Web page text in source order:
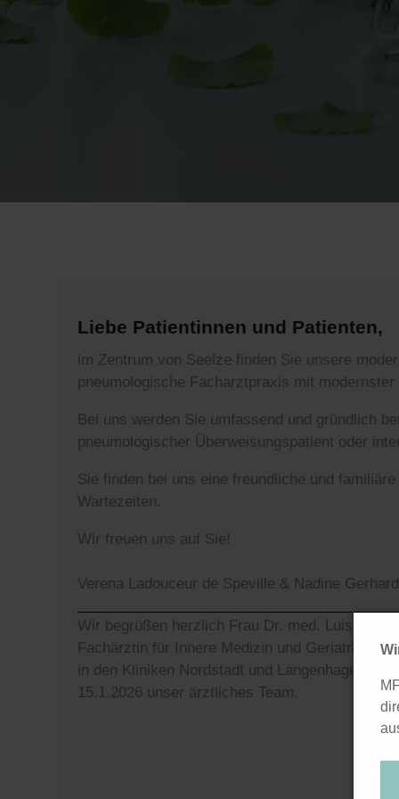
Liebe Patientinnen und Patienten,
im Zentrum von Seelze finden Sie unsere
pneumologische Facharztpraxis mit modernster
Bei uns werden Sie umfassend und gründlich
pneumologischer Überweisungspatient oder
Sie finden bei uns eine freundliche und
Wartezeiten.
Wir freuen uns auf Sie!
Verena Ladouceur de Speville & Nadine Gerhard
Wir begrüßen herzlich Frau Dr. med. Luise
Fachärztin für Innere Medizin und Geriatrie
in den Kliniken Nordstadt und Langenhagen
15.1.2026 unser ärztliches Team.